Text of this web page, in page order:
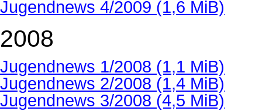
Jugendnews 4/2009 (1,6 MiB)
2008
Jugendnews 1/2008 (1,1 MiB)
Jugendnews 2/2008 (1,4 MiB)
Jugendnews 3/2008 (4,5 MiB)